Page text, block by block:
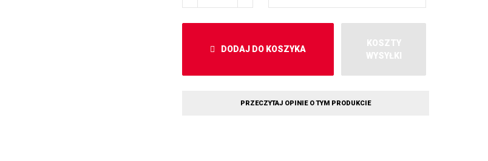
DODAJ DO KOSZYKA
KOSZTY
WYSYŁKI
PRZECZYTAJ OPINIE O TYM PRODUKCIE